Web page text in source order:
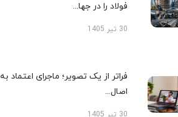
فولاد را در جها...
30 تیر 1405
فراتر از یک تصویر؛ ماجرای اعتماد به
اصال...
30 تیر 1405